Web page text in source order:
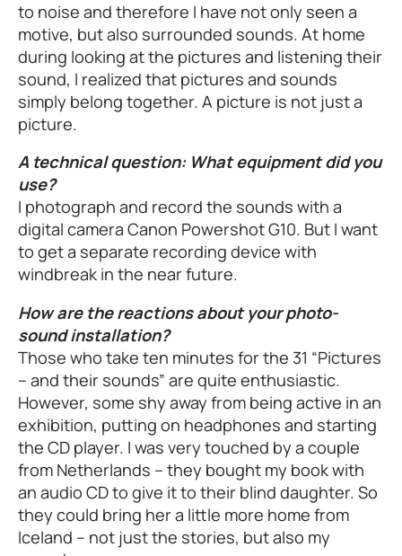
to noise and therefore I have not only seen a
motive, but also surrounded sounds. At home
during looking at the pictures and listening their
sound, I realized that pictures and sounds
simply belong together. A picture is not just a
picture.
A technical question: What equipment did you
use?
I photograph and record the sounds with a
digital camera Canon Powershot G10. But I want
to get a separate recording device with
windbreak in the near future.
How are the reactions about your photo-
sound installation?
Those who take ten minutes for the 31 “Pictures
– and their sounds” are quite enthusiastic.
However, some shy away from being active in an
exhibition, putting on headphones and starting
the CD player. I was very touched by a couple
from Netherlands – they bought my book with
an audio CD to give it to their blind daughter. So
they could bring her a little more home from
Iceland – not just the stories, but also my